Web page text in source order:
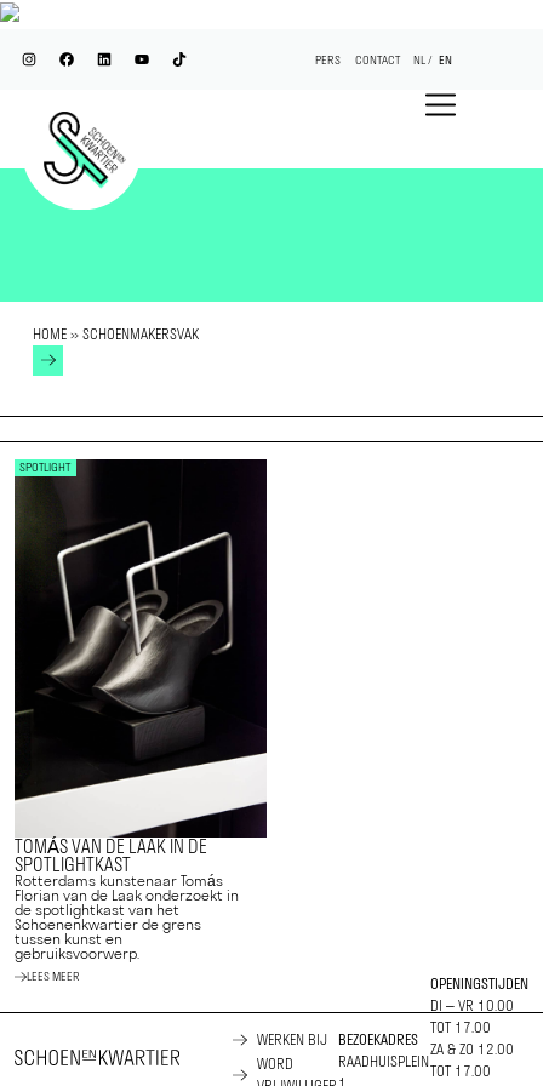
PERS CONTACT NL EN
HOME» SCHOENMAKERSVAK
SPOTLIGHT
TOMÁS VAN DE LAAK IN DE
SPOTLIGHTKAST
Rotterdams kunstenaar Tomás
Florian van de Laak onderzoekt in
de spotlightkast van het
Schoenenkwartier de grens
tussen kunst en
gebruiksvoorwerp.
LEES MEER
WERKEN BIJ
WORD
BEZOEKADRES
RAADHUISPLEIN
OPENINGSTIJDEN
DI – VR 10.00
TOT 17.00
ZA & ZO 12.00
TOT 17.00